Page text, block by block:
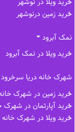
خرید زمین درنوشهر
نمک آبرود
خرید ویلا در نمک آبرود
شهرک خانه دریا سرخرود
خرید زمین در شهرک
خرید آپارتمان در شهرک
خرید ویلا در شهرک